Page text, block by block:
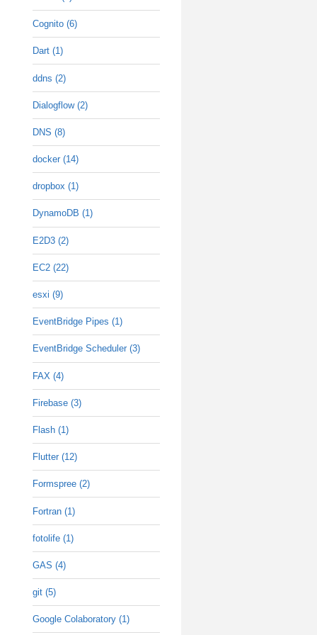
Cognito (6)
Dart (1)
ddns (2)
Dialogflow (2)
DNS (8)
docker (14)
dropbox (1)
DynamoDB (1)
E2D3 (2)
EC2 (22)
esxi (9)
EventBridge Pipes (1)
EventBridge Scheduler (3)
FAX (4)
Firebase (3)
Flash (1)
Flutter (12)
Formspree (2)
Fortran (1)
fotolife (1)
GAS (4)
git (5)
Google Colaboratory (1)